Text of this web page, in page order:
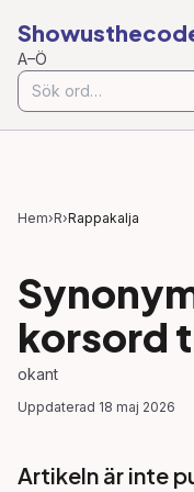
A–Ö
Hem›R›Rappakalja
korsord
okant
Uppdaterad 18 maj 2026
Artikeln är inte